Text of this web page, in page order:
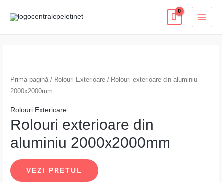
Prima pagină / Rolouri Exterioare / Rolouri exterioare din aluminiu
2000x2000mm
Rolouri Exterioare
Rolouri exterioare din
aluminiu 2000x2000mm
VEZI PRETUL